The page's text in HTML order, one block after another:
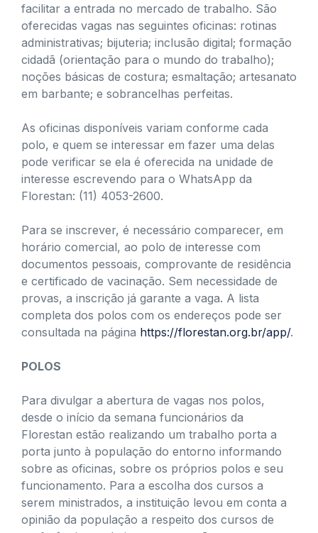
facilitar a entrada no mercado de trabalho. São
oferecidas vagas nas seguintes oficinas: rotinas
administrativas; bijuteria; inclusão digital; formação
cidadã (orientação para o mundo do trabalho);
noções básicas de costura; esmaltação; artesanato
em barbante; e sobrancelhas perfeitas.
As oficinas disponíveis variam conforme cada
polo, e quem se interessar em fazer uma delas
pode verificar se ela é oferecida na unidade de
interesse escrevendo para o WhatsApp da
Florestan: (11) 4053-2600.
Para se inscrever, é necessário comparecer, em
horário comercial, ao polo de interesse com
documentos pessoais, comprovante de residência
e certificado de vacinação. Sem necessidade de
provas, a inscrição já garante a vaga. A lista
completa dos polos com os endereços pode ser
consultada na página https://florestan.org.br/app/.
POLOS
Para divulgar a abertura de vagas nos polos,
desde o início da semana funcionários da
Florestan estão realizando um trabalho porta a
porta junto à população do entorno informando
sobre as oficinas, sobre os próprios polos e seu
funcionamento. Para a escolha dos cursos a
serem ministrados, a instituição levou em conta a
opinião da população a respeito dos cursos de